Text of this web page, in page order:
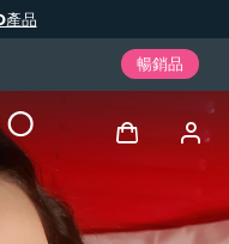
產品
暢銷品
登入